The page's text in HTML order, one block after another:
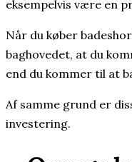
eksempelvis være en
Når du køber
baghovedet, at du
end du kommer til at
Af samme grund er
investering.